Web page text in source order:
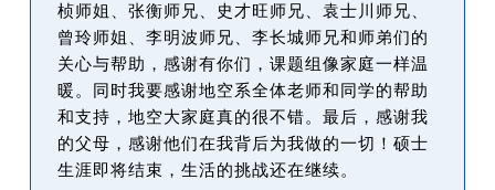
桢师姐、张衡师兄、史才旺师兄、袁士川师兄、
曾玲师姐、李明波师兄、李长城师兄和师弟们的
关心与帮助，感谢有你们，课题组像家庭一样温
暖。同时我要感谢地空系全体老师和同学的帮助
和支持，地空大家庭真的很不错。最后，感谢我
的父母，感谢他们在我背后为我做的一切！硕士
生涯即将结束，生活的挑战还在继续。